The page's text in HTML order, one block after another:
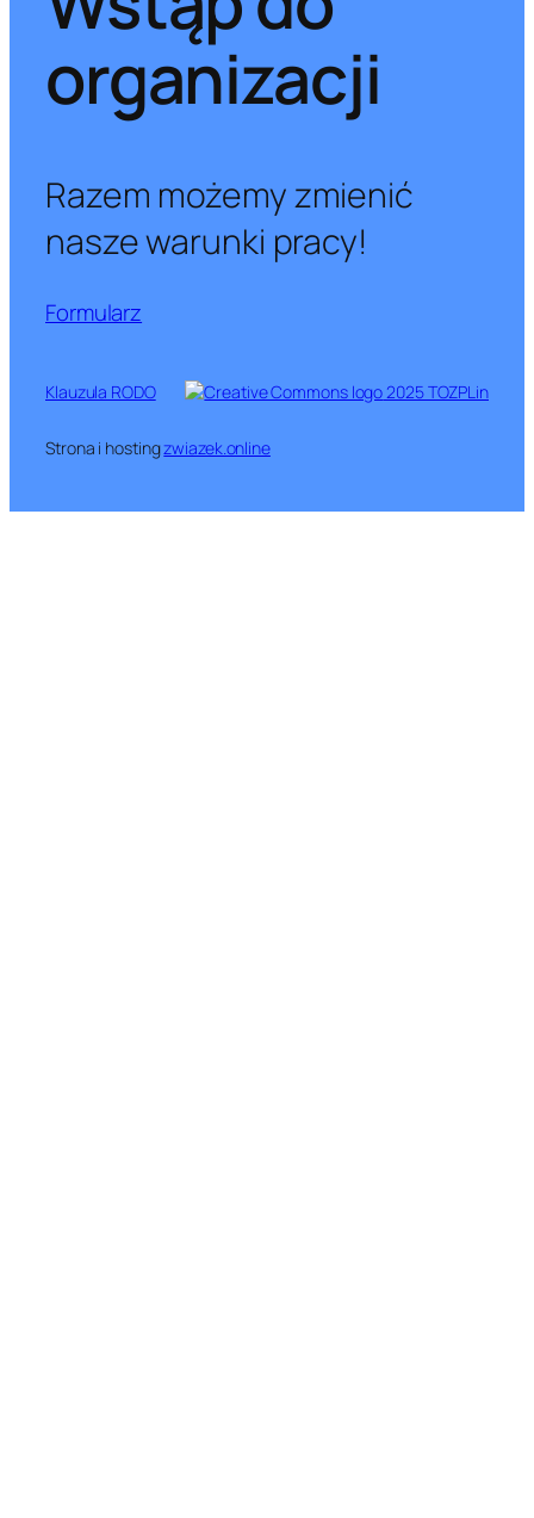
organizacji
Razem możemy zmienić
nasze warunki pracy!
Formularz
Klauzula RODO 2025 TOZPLin
Strona i hostingzwiazek.online